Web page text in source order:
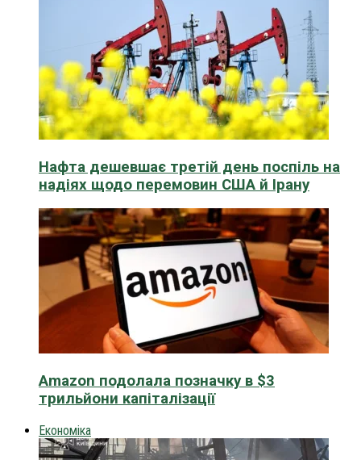
Нафта дешевшає третій день поспіль на
надіях щодо перемовин США й Ірану
Amazon подолала позначку в $3
трильйони капіталізації
Економіка